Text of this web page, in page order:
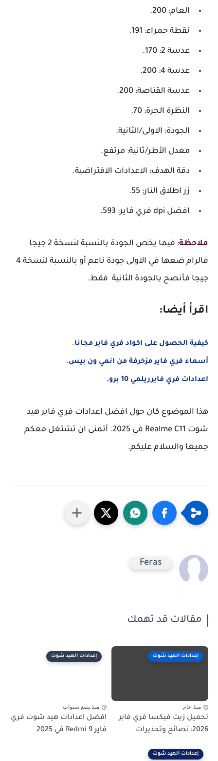
العام: 200.
نقطة حمراء: 191.
عدسة 2: 170.
عدسة 4: 200.
عدسة القناصة: 200.
النظرة الحرة: 70.
الجودة: الاولى/الثانية.
معدل الأطر/ثانية: مرتفع.
دقة الهدف: الاعدادات الافتراضية.
زر اطلاق النار: 55.
افضل dpi فري فاير: 593.
ملاحظة
: فيما يخص الجودة بالنسبة لنسخة 2 جيجا
فالرام ضعها في الاولى جودة ناعم أو بالنسبة لنسخة 4
جيجا فأنصح بالجودة الثانية فقط.
اقرأ أيضا:
كيفية الحصول على اكواد فري فاير مجانا.
أسماء فري فاير مزخرفة من انمي ون بيس.
اعدادات فري فايرريلمي 10 برو.
هذا الموضوع كان حول افضل اعدادات فري فاير هيد
شوت Realme C11 في 2025. أتمنى ان تشتغل معكم
جميعا والسلام عليكم.
Feras
مقالات قد تهمك
إعدادات الهيد شوت
منذ عام
تحميل زيت فيكسا فري فاير
2026: نصائح وتحذيرات
إعدادات الهيد شوت
منذ بضع سنوات
افضل اعدادات هيد شوت فري
فاير Redmi 9 في 2025
إعدادات الهيد شوت